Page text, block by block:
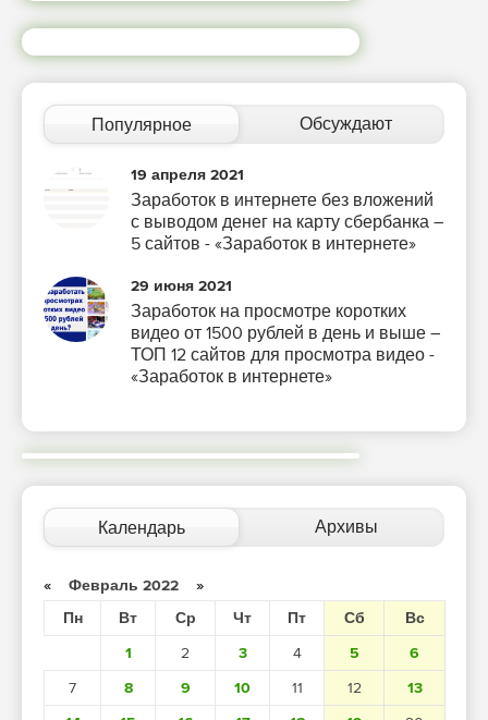
Популярное Обсуждают
19 апреля 2021
Заработок в интернете без вложений
с выводом денег на карту сбербанка –
5 сайтов - «Заработок в интернете»
29 июня 2021
Заработок на просмотре коротких
видео от 1500 рублей в день и выше –
ТОП 12 сайтов для просмотра видео -
«Заработок в интернете»
Календарь Архивы
« Февраль 2022 »
Пн
Вт Ср Чт Пт Сб
Вс
1
2 3 4 5
6
7
8 9 10 11 12
13